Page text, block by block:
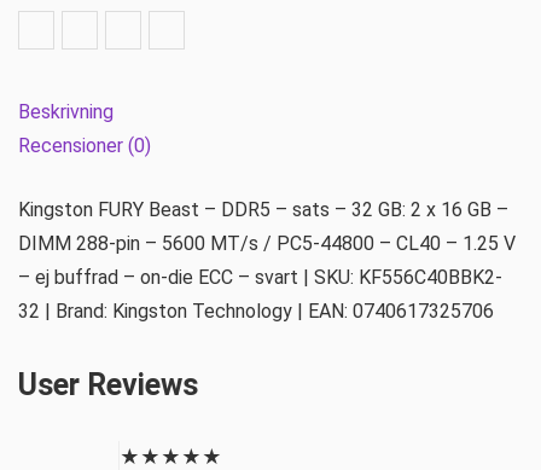
Beskrivning
Recensioner (0)
Kingston FURY Beast – DDR5 – sats – 32 GB: 2 x 16 GB –
DIMM 288-pin – 5600 MT/s / PC5-44800 – CL40 – 1.25 V
– ej buffrad – on-die ECC – svart | SKU: KF556C40BBK2-
32 | Brand: Kingston Technology | EAN: 0740617325706
User Reviews
★ ★ ★ ★ ★